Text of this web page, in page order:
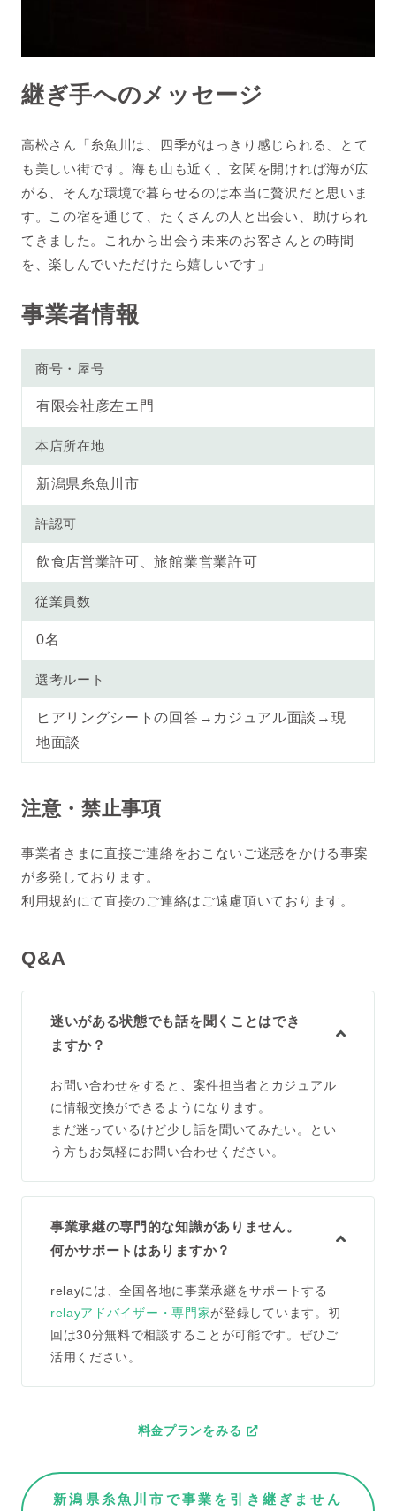
継ぎ手へのメッセージ
高松さん「糸魚川は、四季がはっきり感じられる、とて
も美しい街です。海も山も近く、玄関を開ければ海が広
がる、そんな環境で暮らせるのは本当に贅沢だと思いま
す。この宿を通じて、たくさんの人と出会い、助けられ
てきました。これから出会う未来のお客さんとの時間
を、楽しんでいただけたら嬉しいです」
事業者情報
商号・屋号
有限会社彦左エ門
本店所在地
新潟県糸魚川市
許認可
飲食店営業許可、旅館業営業許可
従業員数
0名
選考ルート
ヒアリングシートの回答→カジュアル面談→現
地面談
注意・禁止事項
事業者さまに直接ご連絡をおこないご迷惑をかける事案
が多発しております。
利用規約にて直接のご連絡はご遠慮頂いております。
Q&A
迷いがある状態でも話を聞くことはでき
ますか？
お問い合わせをすると、案件担当者とカジュアル
に情報交換ができるようになります。
まだ迷っているけど少し話を聞いてみたい。とい
う方もお気軽にお問い合わせください。
事業承継の専門的な知識がありません。
何かサポートはありますか？
relayには、全国各地に事業承継をサポートする
relayアドバイザー・専門家が登録しています。初
回は30分無料で相談することが可能です。ぜひご
活用ください。
料金プランをみる
新潟県糸魚川市で事業を引き継ぎません